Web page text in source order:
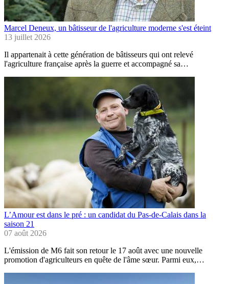
Marcel Deneux, un bâtisseur de l'agriculture moderne s'est éteint
13 juillet 2026
Il appartenait à cette génération de bâtisseurs qui ont relevé
l'agriculture française après la guerre et accompagné sa…
L’Amour est dans le pré : un candidat du Pas-de-Calais dans la
saison 21
07 août 2026
L'émission de M6 fait son retour le 17 août avec une nouvelle
promotion d'agriculteurs en quête de l'âme sœur. Parmi eux,…